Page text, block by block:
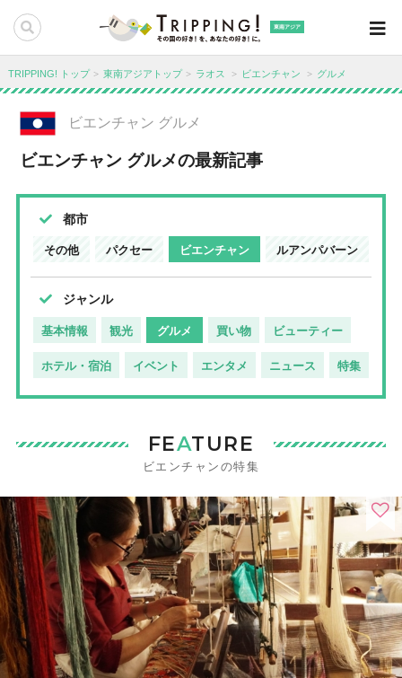
東南アジア
TRIPPING! トップ 東南アジアトップ ラオス ビエンチャン グルメ
ビエンチャン グルメ
ビエンチャン グルメの最新記事
都市
その他 パクセー ビエンチャン ルアンパバーン
ジャンル
基本情報 観光 グルメ 買い物 ビューティー
ホテル・宿泊 イベント エンタメ ニュース 特集
FEATURE
ビエンチャンの特集